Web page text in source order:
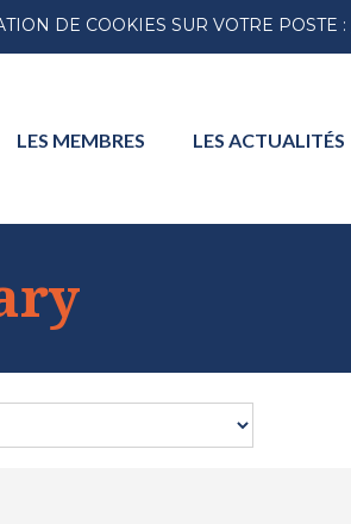
DE COOKIES SUR VOTRE POSTE :
LES MEMBRES LES ACTUALITÉS